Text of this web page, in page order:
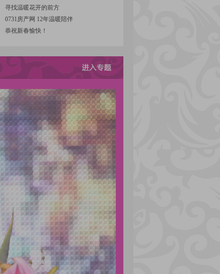
寻找温暖花开的前方
0731房产网 12年温暖陪伴
恭祝新春愉快！